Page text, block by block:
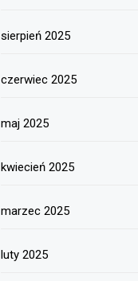
sierpień 2025
czerwiec 2025
maj 2025
kwiecień 2025
marzec 2025
luty 2025